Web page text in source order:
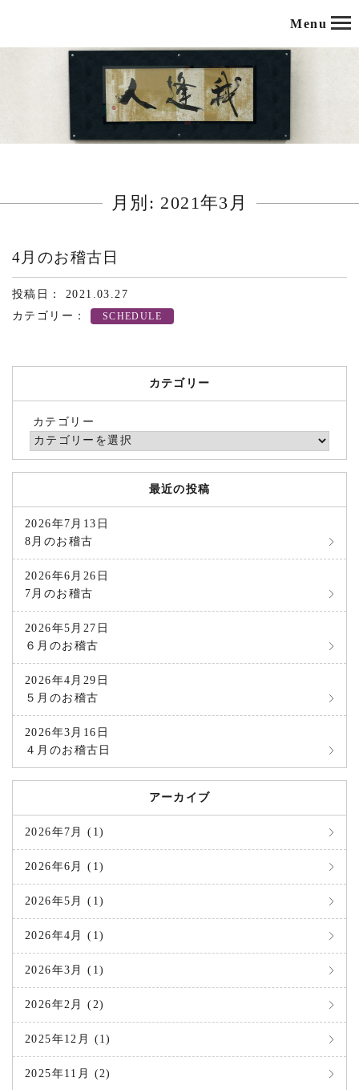
Menu
月別: 2021年3月
4月のお稽古日
投稿日： 2021.03.27
カテゴリー：
SCHEDULE
カテゴリー
カテゴリー
最近の投稿
2026年7月13日
8月のお稽古
2026年6月26日
7月のお稽古
2026年5月27日
６月のお稽古
2026年4月29日
５月のお稽古
2026年3月16日
４月のお稽古日
アーカイブ
2026年7月 (1)
2026年6月 (1)
2026年5月 (1)
2026年4月 (1)
2026年3月 (1)
2026年2月 (2)
2025年12月 (1)
2025年11月 (2)